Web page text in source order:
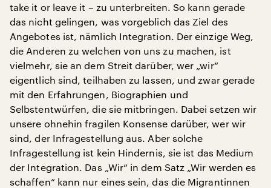
take it or leave it – zu unterbreiten. So kann gerade
das nicht gelingen, was vorgeblich das Ziel des
Angebotes ist, nämlich Integration. Der einzige Weg,
die Anderen zu welchen von uns zu machen, ist
vielmehr, sie an dem Streit darüber, wer „wir“
eigentlich sind, teilhaben zu lassen, und zwar gerade
mit den Erfahrungen, Biographien und
Selbstentwürfen, die sie mitbringen. Dabei setzen wir
unsere ohnehin fragilen Konsense darüber, wer wir
sind, der Infragestellung aus. Aber solche
Infragestellung ist kein Hindernis, sie ist das Medium
der Integration. Das „Wir“ in dem Satz „Wir werden es
schaffen“ kann nur eines sein, das die Migrantinnen